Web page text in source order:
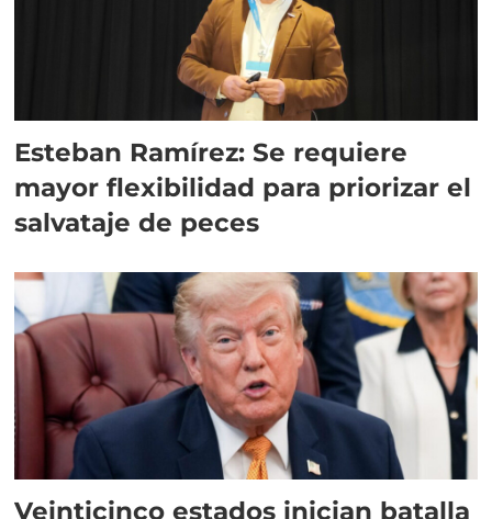
Esteban Ramírez: Se requiere
mayor flexibilidad para priorizar el
salvataje de peces
Veinticinco estados inician batalla